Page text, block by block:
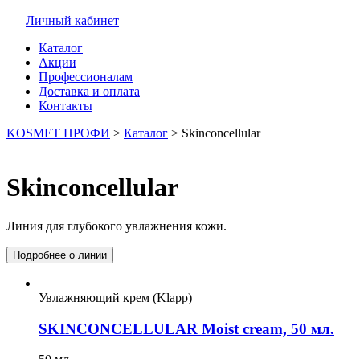
Личный кабинет
Каталог
Акции
Профессионалам
Доставка и оплата
Контакты
KOSMET ПРОФИ > Каталог > Skinconcellular
Skinconcellular
Линия для глубокого увлажнения кожи.
Подробнее о линии
Увлажняющий крем (Klapp)
SKINCONCELLULAR Moist cream, 50 мл.